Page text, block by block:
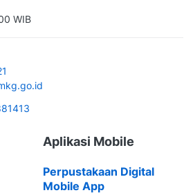
WIB
Aplikasi Mobile
Perpustakaan Digital
Mobile App